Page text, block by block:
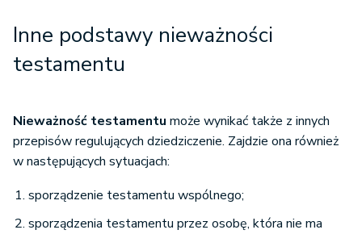
Inne podstawy nieważności
testamentu
Nieważność testamentu może wynikać także z innych
przepisów regulujących dziedziczenie. Zajdzie ona również
w następujących sytuacjach:
sporządzenie testamentu wspólnego;
sporządzenia testamentu przez osobę, która nie ma